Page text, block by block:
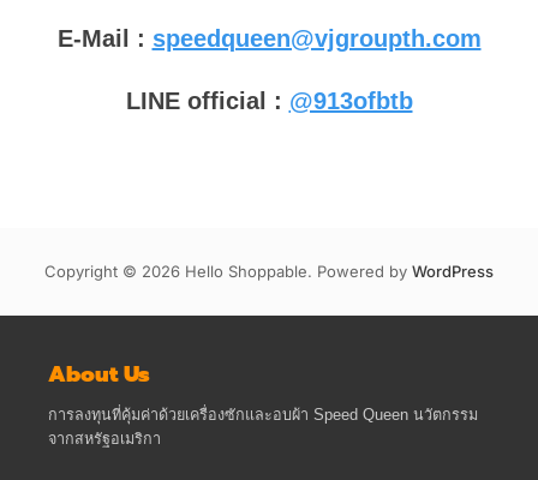
E-Mail : speedqueen@vjgroupth.com
LINE official : @913ofbtb
Copyright © 2026 Hello Shoppable. Powered by WordPress
About Us
การลงทุนที่คุ้มค่าด้วยเครื่องซักและอบผ้า Speed Queen นวัตกรรม
จากสหรัฐอเมริกา